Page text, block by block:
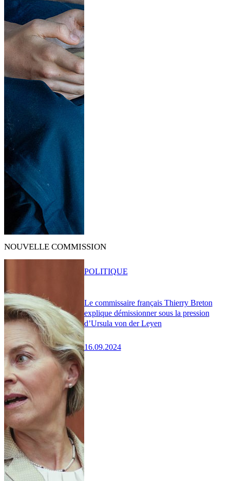
NOUVELLE COMMISSION
Le commissaire français Thierry Breton
explique démissionner sous la pression
d’Ursula von der Leyen
16.09.2024
POLITIQUE